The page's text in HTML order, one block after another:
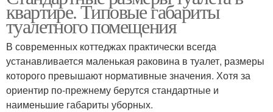
квартире. Типовые габариты
туалетного помещения
В современных коттеджах практически всегда
устанавливается маленькая раковина в туалет, размеры
которого превышают нормативные значения. Хотя за
ориентир по-прежнему берутся стандартные и
наименьшие габариты уборных.